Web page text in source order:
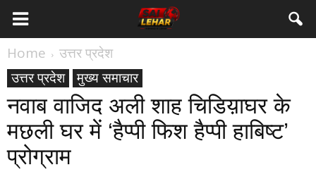
Home
उत्तर प्रदेश
उत्तर प्रदेश
मुख्य समाचार
नवाब वाजिद अली शाह चिडिय़ाघर के
मछली घर में ‘हैप्पी फिश हैप्पी हाबिष्ट’
प्रोग्राम